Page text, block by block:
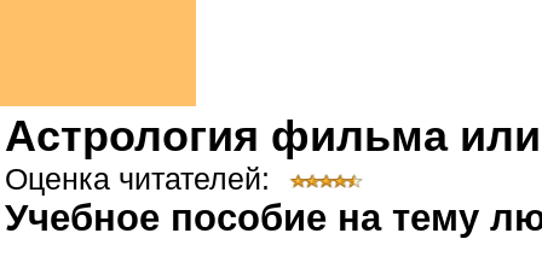
Астрология фильма
Оценка читателей:
Учебное пособие на тему